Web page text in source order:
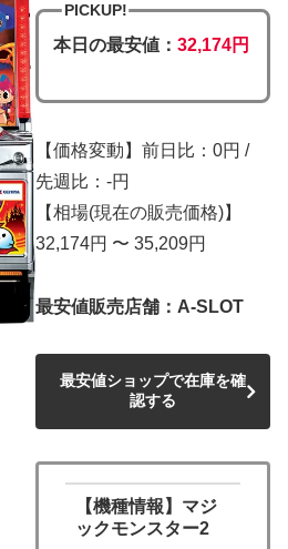
PICKUP!
本日の最安値： 32,174円
【価格変動】前日比：0円 /
先週比：-円
【相場(現在の販売価格)】
32,174円 〜 35,209円
最安値販売店舗：A-SLOT
最安値ショップで在庫を確
認する
【機種情報】マジ
ックモンスター2